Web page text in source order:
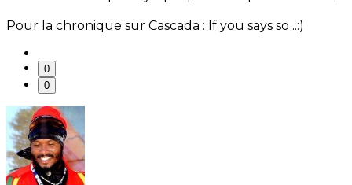
Pour la chronique sur Cascada : If you says so ..:)
0
0